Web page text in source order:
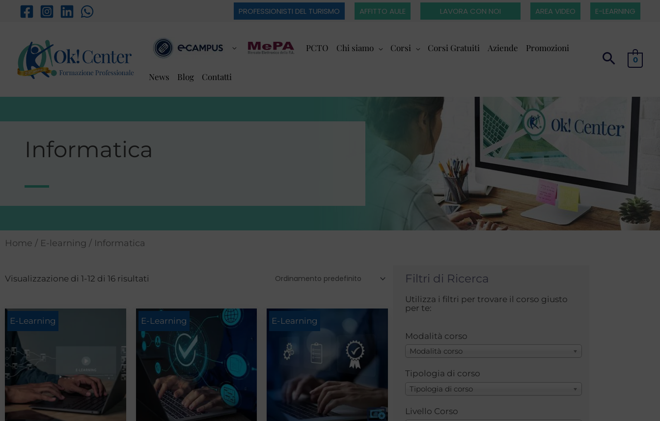
PROFESSIONISTI DEL TURISMO AFFITTO AULE LAVORA CON NOI AREA VIDEO E-LEARNING
PCTO Chi siamo Corsi Corsi Gratuiti Aziende Promozioni
News Blog Contatti
0
Informatica
Home / E-learning / Informatica
Visualizzazione di 1-12 di 16 risultati
E-Learning E-Learning E-Learning
Filtri di Ricerca
Utilizza i filtri per trovare il corso giusto
per te:
Modalità corso
Modalità corso
Tipologia di corso
Tipologia di corso
Livello Corso